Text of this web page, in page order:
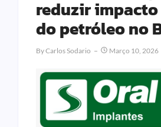
reduzir
do petróleo no
ByCarlos Sodario Março 10, 2026